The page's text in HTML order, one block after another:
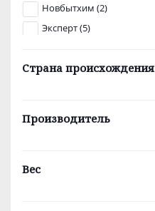
Новбытхим (2)
Эксперт (5)
Страна происхождения
Производитель
Вес